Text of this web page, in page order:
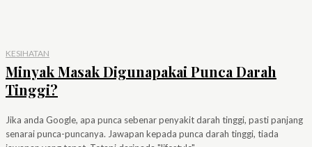
KESIHATAN
Minyak Masak Digunapakai Punca Darah
Tinggi?
Jika anda Google, apa punca sebenar penyakit darah tinggi, pasti panjang
senarai punca-puncanya. Jawapan kepada punca darah tinggi, tiada